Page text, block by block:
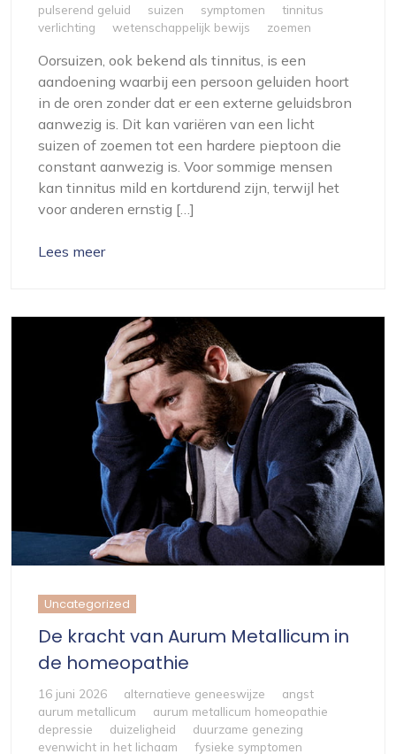
pulserend geluid
suizen symptomen
tinnitus
verlichting
wetenschappelijk bewijs zoemen
Oorsuizen, ook bekend als tinnitus, is een
aandoening waarbij een persoon geluiden hoort
in de oren zonder dat er een externe geluidsbron
aanwezig is. Dit kan variëren van een licht
suizen of zoemen tot een hardere pieptoon die
constant aanwezig is. Voor sommige mensen
kan tinnitus mild en kortdurend zijn, terwijl het
voor anderen ernstig […]
Lees meer
Uncategorized
De kracht van Aurum Metallicum in
de homeopathie
16 juni 2026 alternatieve geneeswijze
angst
aurum metallicum
aurum metallicum homeopathie
depressie
duizeligheid
duurzame genezing
evenwicht in het lichaam
fysieke symptomen